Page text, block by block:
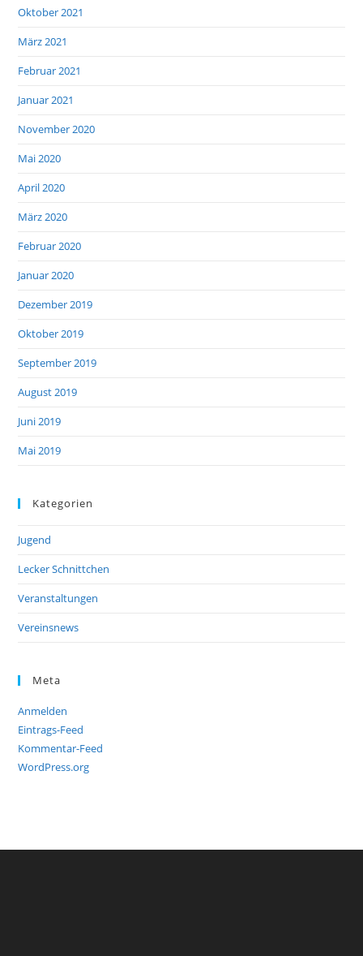
Oktober 2021
März 2021
Februar 2021
Januar 2021
November 2020
Mai 2020
April 2020
März 2020
Februar 2020
Januar 2020
Dezember 2019
Oktober 2019
September 2019
August 2019
Juni 2019
Mai 2019
Kategorien
Jugend
Lecker Schnittchen
Veranstaltungen
Vereinsnews
Meta
Anmelden
Eintrags-Feed
Kommentar-Feed
WordPress.org